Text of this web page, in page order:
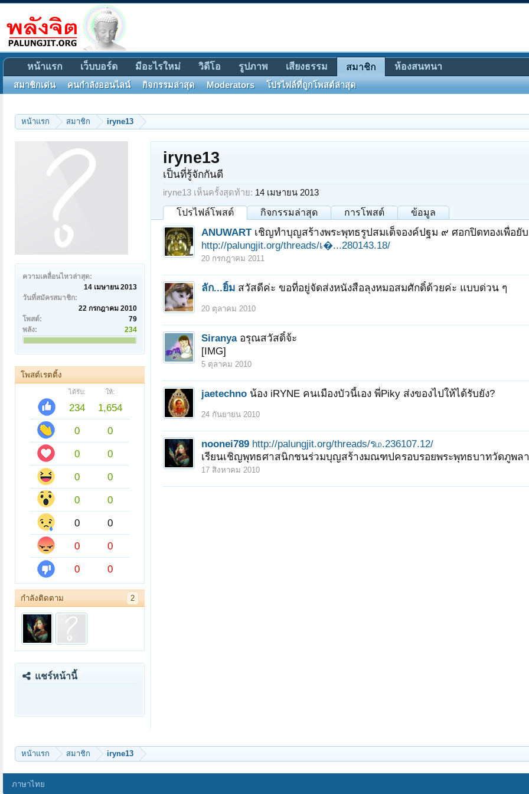
หน้าแรก สมาชิก iryne13
ความเคลื่อนไหวล่าสุด:
14 เมษายน 2013
วันที่สมัครสมาชิก:
22 กรกฎาคม 2010
โพสต์:
79
พลัง:
234
โพสต์เรตติ้ง
ได้รับ: ให้:
234
1,654
0
0
0
0
0
0
0
0
0
0
0
0
0
0
กำลังติดตาม 2
แชร์หน้านี้
iryne13
เป็นที่รู้จักกันดี
iryne13 เห็นครั้งสุดท้าย: 14 เมษายน 2013
โปรไฟล์โพสต์ กิจกรรมล่าสุด การโพสต์ ข้อมูล
ANUWART เชิญทำบุญสร้างพระพุทธรูปสมเด็จองค์ปฐม ๙ ศอกปิดทองเพื่อยั
http://palungjit.org/threads/เ�...280143.18/
20 กรกฎาคม 2011
ลัก...ยิ้ม สวัสดีค่ะ ขอที่อยู่จัดส่งหนังสือลุงหมอสมศักดิ์ด้วยค่ะ แบบด่วน ๆ
20 ตุลาคม 2010
Siranya อรุณสวัสดิ์จ้ะ
[IMG]
5 ตุลาคม 2010
jaetechno น้อง iRYNE คนเมืองบัวนี้เอง พี่Piky ส่งของไปให้ได้รับยัง?
24 กันยายน 2010
noonei789 http://palungjit.org/threads/รம.236107.12/
เรียนเชิญพุทธศาสนิกชนร่วมบุญสร้างมณฑปครอบรอยพระพุทธบาทวัดภูพล
17 สิงหาคม 2010
หน้าแรก สมาชิก iryne13
หน้าแรก เว็บบอร์ด มีอะไรใหม่ วิดีโอ รูปภาพ เสียงธรรม สมาชิก
สมาชิกเด่น คนกำลังออนไลน์ กิจกรรมล่าสุด Moderators โปรไฟล์ที่ถูกโพสต์ล่าสุด
ห้องสนทนา
ภาษาไทย